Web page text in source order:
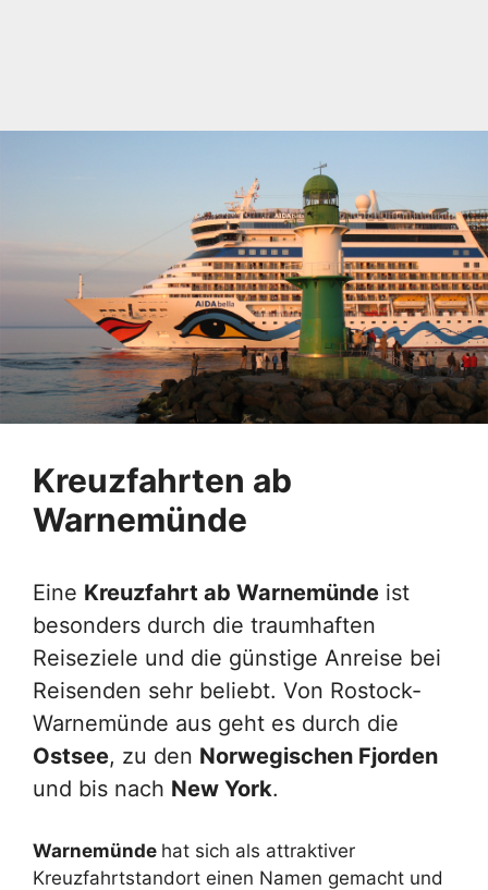
Kreuzfahrten ab
Warnemünde
Eine Kreuzfahrt ab Warnemünde ist
besonders durch die traumhaften
Reiseziele und die günstige Anreise bei
Reisenden sehr beliebt. Von Rostock-
Warnemünde aus geht es durch die
Ostsee, zu den Norwegischen Fjorden
und bis nach New York.
Warnemünde hat sich als attraktiver
Kreuzfahrtstandort einen Namen gemacht und